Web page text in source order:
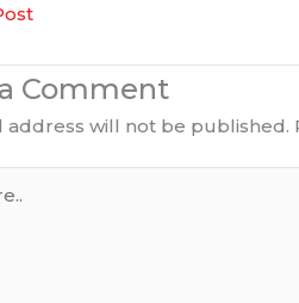
Comment
address will not be published.